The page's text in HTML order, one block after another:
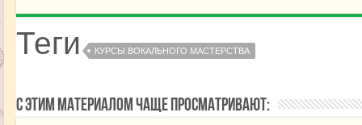
Теги КУРСЫ ВОКАЛЬНОГО МАСТЕРСТВА
С этим материалом чаще просматривают: